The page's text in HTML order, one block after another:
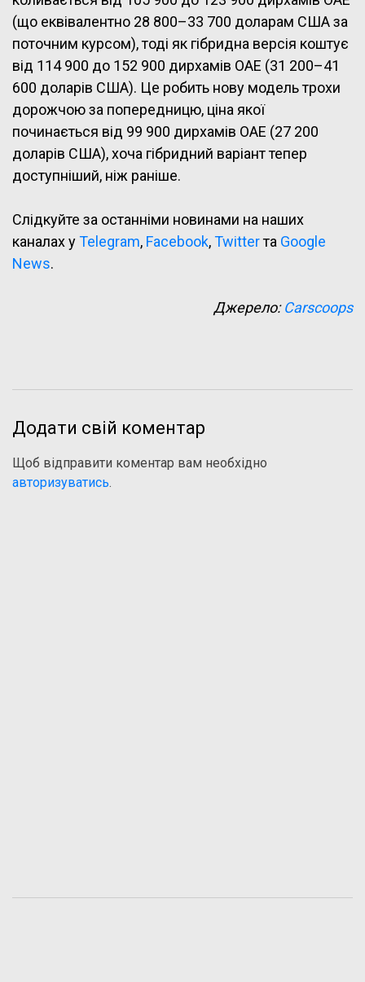
(що еквівалентно 28 800–33 700 доларам США за
поточним курсом), тоді як гібридна версія коштує
від 114 900 до 152 900 дирхамів ОАЕ (31 200–41
600 доларів США). Це робить нову модель трохи
дорожчою за попередницю, ціна якої
починається від 99 900 дирхамів ОАЕ (27 200
доларів США), хоча гібридний варіант тепер
доступніший, ніж раніше.
Слідкуйте за останніми новинами на наших
каналах уTelegram, Facebook,Twitterта Google
News.
Джерело:Carscoops
Додати свій коментар
Щоб відправити коментар вам необхідно
авторизуватись.